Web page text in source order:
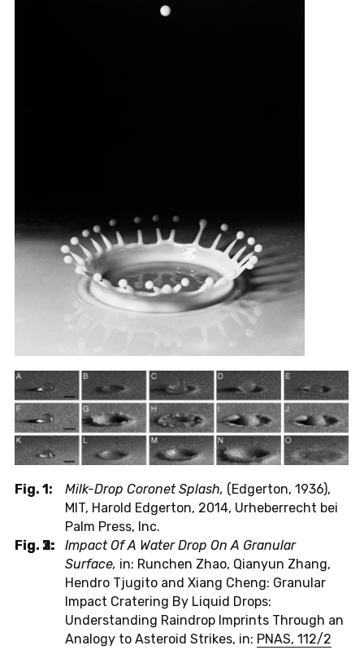
Fig. 1: Milk-Drop Coronet Splash, (Edgerton, 1936),
MIT, Harold Edgerton, 2014, Urheberrecht bei
Palm Press, Inc.
Fig. 2:
Fig. 3:
Impact Of A Water Drop On A Granular
Surface, in: Runchen Zhao, Qianyun Zhang,
Hendro Tjugito and Xiang Cheng: Granular
Impact Cratering By Liquid Drops:
Understanding Raindrop Imprints Through an
Analogy to Asteroid Strikes, in: PNAS, 112/2